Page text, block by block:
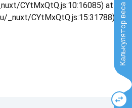
Калькулятор веса
CYtMxQtQ.js:10:16085) at
_nuxt/CYtMxQtQ.js:15:31788) at